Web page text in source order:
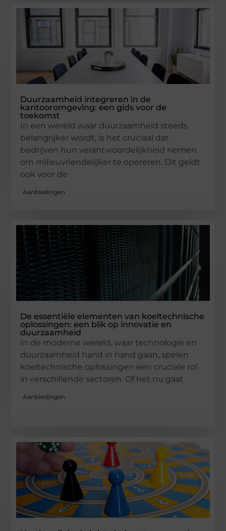
Duurzaamheid integreren in de
kantooromgeving: een gids voor de
toekomst
In een wereld waar duurzaamheid steeds
belangrijker wordt, is het cruciaal dat
bedrijven hun verantwoordelijkheid nemen
om milieuvriendelijker te opereren. Dit geldt
ook voor de
Aanbiedingen
De essentiële elementen van koeltechnische
oplossingen: een blik op innovatie en
duurzaamheid
In de moderne wereld, waar technologie en
duurzaamheid hand in hand gaan, spelen
koeltechnische oplossingen een cruciale rol
in verschillende sectoren. Of het nu gaat
Aanbiedingen